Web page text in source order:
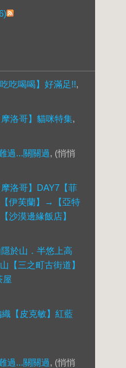
吃喝喝】好滿足!!,
洛哥】貓咪特集,
過...關關過, (悄悄
洛哥】DAY7【菲
伊芙蘭】→【亞特
沙漠邊緣飯店】
於山．半悠上高
【三之町古街道】
屋
織【皮克敏】紅藍
過...關關過, (悄悄